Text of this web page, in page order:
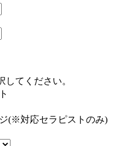
してください。
(※対応セラピストのみ)